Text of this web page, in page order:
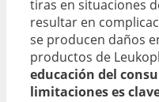
tiras en situaciones
resultar en
se producen daños
productos de
educación del
limitaciones es